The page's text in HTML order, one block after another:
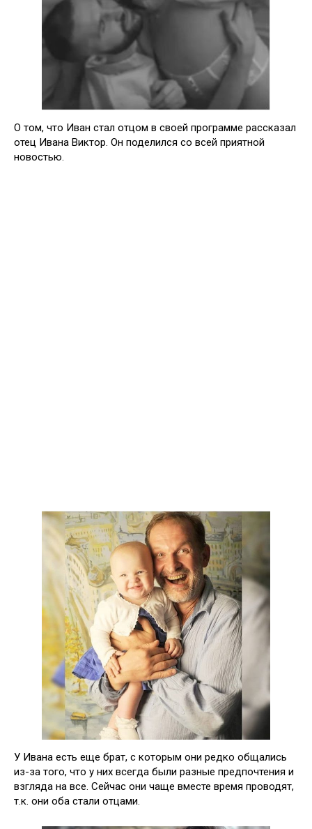
О том, что Иван стал отцом в своей программе рассказал
отец Ивана Виктор. Он поделился со всей приятной
новостью.
У Ивана есть еще брат, с которым они редко общались
из-за того, что у них всегда были разные предпочтения и
взгляда на все. Сейчас они чаще вместе время проводят,
т.к. они оба стали отцами.